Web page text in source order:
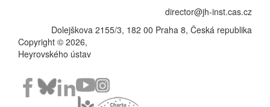
director@jh-inst.cas.cz
Dolejškova 2155/3, 182 00 Praha 8, Česká republika
Copyright © 2026,
Heyrovského ústav